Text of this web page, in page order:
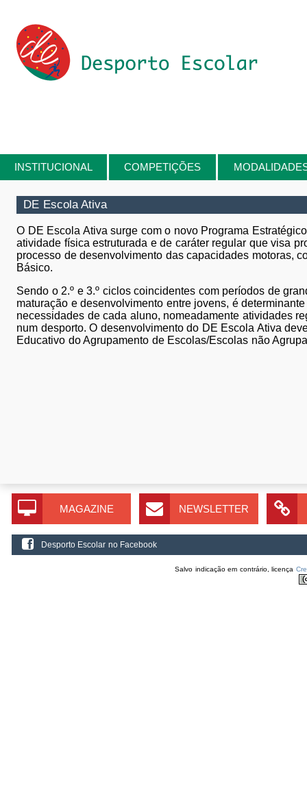
INSTITUCIONAL COMPETIÇÕES
Está aqui
DE Escola Ativa
O DE Escola Ativa surge com o novo Programa
atividade física estruturada e de caráter regular que visa
processo de desenvolvimento das capacidades motoras,
Básico.
Sendo o 2.º e 3.º ciclos coincidentes com períodos de
maturação e desenvolvimento entre jovens, é
necessidades de cada aluno, nomeadamente atividades
num desporto. O desenvolvimento do DE Escola Ativa
Educativo do Agrupamento de Escolas/Escolas não
MAGAZINE NEWSLETTER
Desporto Escolar no Facebook
Salvo indicação em contrário, licença